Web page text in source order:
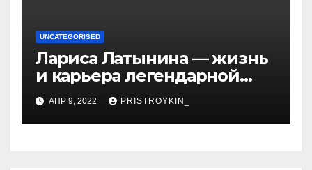
UNCATEGORISED
Лариса Латынина — жизнь
и карьера легендарной
советской гимнастки,
установившей мировые
рекорды и завоевавшей
АПР 9, 2022 PRISTROYKIN_